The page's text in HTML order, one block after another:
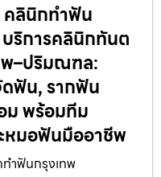
คลินิกทำฟัน
ริการคลินิกทันต
พ–ปริมณฑล:
ฟัน, รากฟัน
ม พร้อมทีม
หมอฟันมืออาชีพ
ำฟันกรุงเทพ